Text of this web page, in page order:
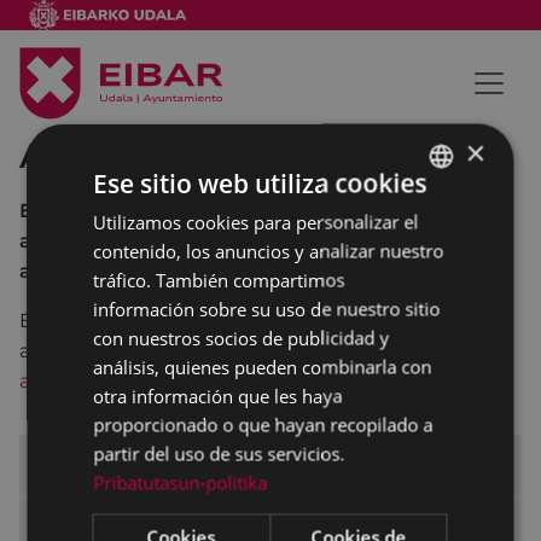
Aviso legal
En caso de seguir adelante, está aceptando la
advertencia legal del Ayuntamiento de Eibar. Lea
aquí el aviso legal.
En caso de seguir adelante, está aceptando la
advertencia legal del Ayuntamiento de Eibar.
aquí el aviso legal.
contents
BASQUE
SPANISH
×
Ese sitio web utiliza cookies
Utilizamos cookies para personalizar el
contenido, los anuncios y analizar nuestro
tráfico. También compartimos
información sobre su uso de nuestro sitio
con nuestros socios de publicidad y
análisis, quienes pueden combinarla con
otra información que les haya
proporcionado o que hayan recopilado a
partir del uso de sus servicios.
Pribatutasun-politika
Cookies
Cookies de